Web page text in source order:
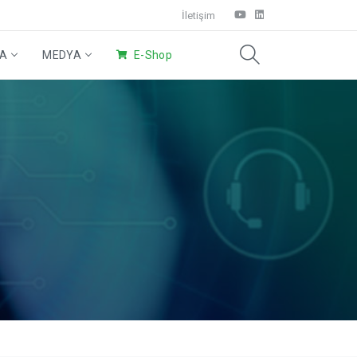
İletişim
MEDYA E-Shop